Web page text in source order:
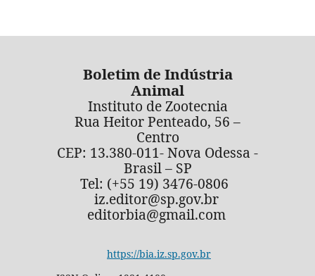
Boletim de Indústria
Animal
Instituto de Zootecnia
Rua Heitor Penteado, 56 –
Centro
CEP: 13.380-011- Nova Odessa -
Brasil – SP
Tel: (+55 19) 3476-0806
iz.editor@sp.gov.br
editorbia@gmail.com
https://bia.iz.sp.gov.br